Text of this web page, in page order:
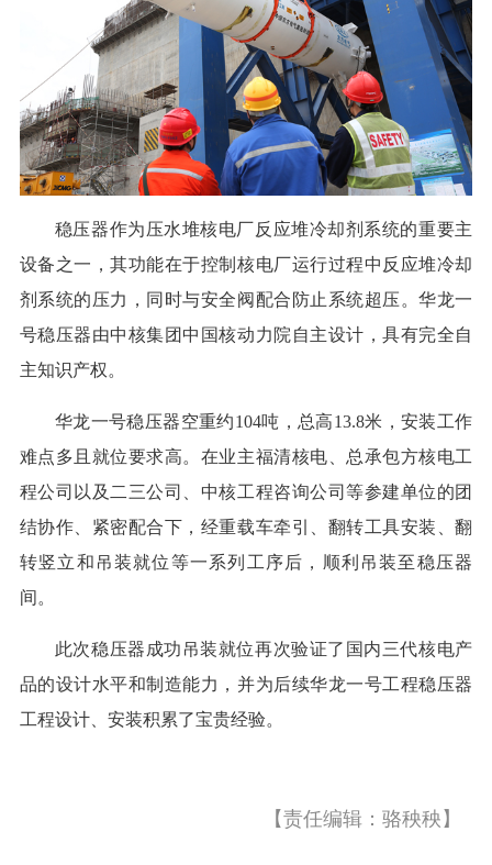
稳压器作为压水堆核电厂反应堆冷却剂系统的重要主
设备之一，其功能在于控制核电厂运行过程中反应堆冷却
剂系统的压力，同时与安全阀配合防止系统超压。华龙一
号稳压器由中核集团中国核动力院自主设计，具有完全自
主知识产权。
华龙一号稳压器空重约104吨，总高13.8米，安装工作
难点多且就位要求高。在业主福清核电、总承包方核电工
程公司以及二三公司、中核工程咨询公司等参建单位的团
结协作、紧密配合下，经重载车牵引、翻转工具安装、翻
转竖立和吊装就位等一系列工序后，顺利吊装至稳压器
间。
此次稳压器成功吊装就位再次验证了国内三代核电产
品的设计水平和制造能力，并为后续华龙一号工程稳压器
工程设计、安装积累了宝贵经验。
【责任编辑：骆秧秧】